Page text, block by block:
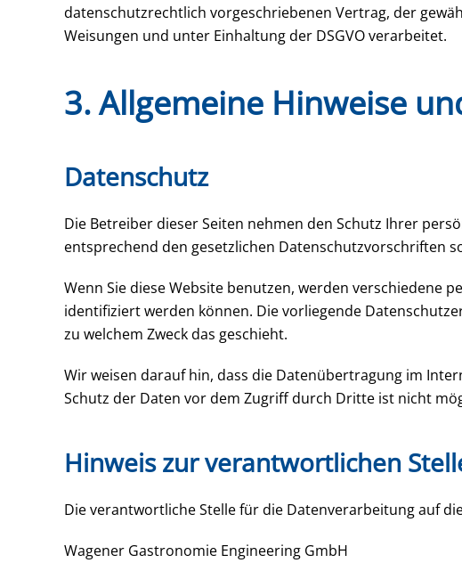
datenschutzrechtlich vorgeschriebenen Vertrag, der
Weisungen und unter Einhaltung der DSGVO verarbeitet.
3. Allgemeine Hinweise
Datenschutz
Die Betreiber dieser Seiten nehmen den Schutz Ihrer
entsprechend den gesetzlichen Datenschutzvorschriften
Wenn Sie diese Website benutzen, werden verschiedene
identifiziert werden können. Die vorliegende
zu welchem Zweck das geschieht.
Wir weisen darauf hin, dass die Datenübertragung im
Schutz der Daten vor dem Zugriff durch Dritte ist nicht
Hinweis zur verantwortlichen
Die verantwortliche Stelle für die Datenverarbeitung auf
Wagener Gastronomie Engineering GmbH